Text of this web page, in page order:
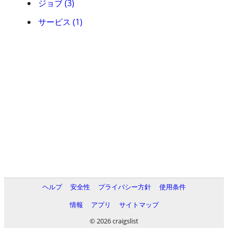
ジョブ (3)
サービス (1)
ヘルプ 安全性 プライバシー方針
使用条件
情報
アプリ
サイトマップ
© 2026 craigslist